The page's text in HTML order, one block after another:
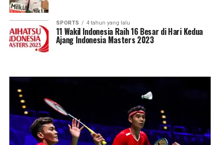
SPORTS 4 tahun yang lalu
11 Wakil Indonesia Raih 16 Besar di Hari Kedua
Ajang Indonesia Masters 2023